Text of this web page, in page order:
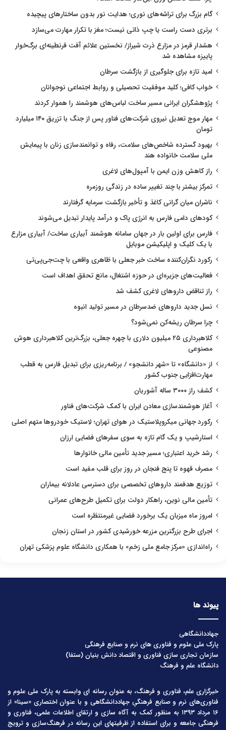
گام بزرگ برای تراشه‌های نوری؛ هدایت نور بدون ساختارهای پیچیده
برتری دست راست یا چپ ذاتی نیست؛ مغز با تکرار مهارت می‌سازد
هشدار قرمز در مزارع ذرت شیراز/ نخستین علائم آفت قرنطینه‌ای برگ‌خوار
پاییزه مشاهده شد
امید تازه برای جلوگیری از بازگشت سرطان
خواب کافی؛ کلید موفقیت تحصیلی و روابط اجتماعی نوجوانان
پژوهشگران ایرانی مسیر ساخت لباس‌های هوشمند را هموار کردند
مهار موج تعدیل نیروی شرکت‌های فناور پس از جنگ با تزریق ۱۴۰ میلیارد
تومان
بهبود گسترده شاخص‌های سلامت، رفاه و توانمندسازی زنان با پیمایش
ملی سلامت خانواده هند
راز کاهش وزن ایمن با آمپول‌های لاغری
تمرکز بیشتر با چند تغییر ساده در زندگی روزمره
ناشران میان گرانی کاغذ و تأخیر بازگشت سرمایه گرفتارند
کودهای دامی فارس به انرژی پاک و درآمد پایدار تبدیل می‌شوند
فارس برای اولین بار در جهان سامانه هوشمند آبیاری ساخت/ آبیاری مزارع
با یک کلیک و اپلیکیشن موبایل
رکورد نگران‌کننده ساخت خبر جعلی با ظاهری واقعی با چت‌جی‌پی‌تی
فعالیت‌های جزیره‌ای در حوزه اشتغال، مانع تحقق اهداف است
راز تناقض داروهای لاغری کشف شد
نسل جدید داروهای ضدسرطان در مسیر تولید انبوه
چرا سرطان ریشه‌کن نمی‌شود؟
کلاهبرداری ۲۵ میلیون دلاری با چهره جعلی، بزرگ‌ترین کلاهبرداری هوش
مصنوعی
از «دانشگاه» تا «شهر دانشجو» / برنامه‌ریزی برای تبدیل فارس به قطب
مهارت‌افزایی جنوب کشور
کشف راز ۳۰۰۰ ساله آشوریان
آغاز هوشمندسازی معادن ایران با کمک شرکت‌های فناور
رکورد جهانی میکروپلاستیک در هوای تهران؛ لاستیک خودروها متهم اصلی
استارشیپ و یک گام تازه به سوی سفرهای فضایی ارزان
رشد خرید اعتباری؛ مسیر جدید تأمین مالی خانوارها
مصرف قهوه تا پنج فنجان در روز برای قلب مفید است
توزیع هدفمند داروهای تخصصی برای دسترسی عادلانه بیماران
تأمین مالی نوین، راهکار دولت برای تکمیل طرح‌های عمرانی
امروز ماه میزبان یک برخورد فضایی غیرمنتظره است
اجرای طرح بزرگترین مزرعه خورشیدی کشور در استان زنجان
راه‌اندازی «مرکز جامع ملی زخم» با همکاری دانشگاه علوم پزشکی تهران
پیوند ها
جهاددانشگاهی
پارک ملی علوم و فناوری های نرم و صنایع فرهنگی
سازمان تجاری سازی فناوری و اقتصاد دانش بنیان (ستفا)
دانشگاه علم و فرهنگ
خبرگزاری علم، فناوری و فرهنگ، به عنوان رسانه ای وابسته به پارک ملی علوم و
فناوری‌های نرم و صنایع فرهنگیِ جهاددانشگاهی و با عنوان اختصاری «سینا» از
۱۶ مرداد ۱۳۹۳ به منظور کمک به آگاه سازی و ارتقای اطلاعات علمی، فناوری و
فرهنگی جامعه و برای استفاده از ظرفیتهای این رسانه در فرهنگ‌سازی و ترویج